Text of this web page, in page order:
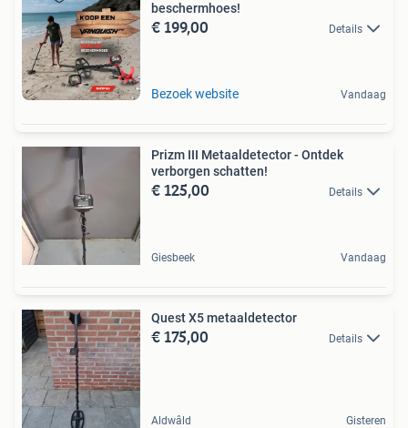
beschermhoes!
€ 199,00 Details
Bezoek website Vandaag
Prizm III Metaaldetector - Ontdek
verborgen schatten!
€ 125,00 Details
Giesbeek Vandaag
Quest X5 metaaldetector
€ 175,00 Details
Aldwâld Gisteren